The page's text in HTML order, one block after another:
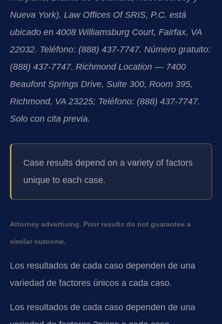
Nueva York). Law Offices Of SRIS, P.C. está
ubicado en 4008 Williamsburg Court, Fairfax, VA
22032. Teléfono: (888) 437-7747. Número gratuito:
(888) 437-7747. Richmond Location — 7400
Beaufont Springs Drive, Suite 300, Room 395,
Richmond, VA 23225; Teléfono: (888) 437-7747.
Solo con cita previa.
Case results depend on a variety of factors
unique to each case.
Attorney advertising. Prior results do not guarantee a
similar outcome.
Los resultados de cada caso dependen de una
variedad de factores únicos a cada caso.
Los resultados de cada caso dependen de una